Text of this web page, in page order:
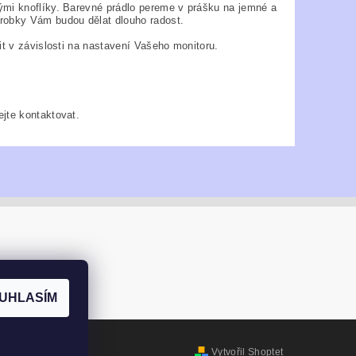
knoflíky. Barevné prádlo pereme v prášku na jemné a
Vám budou dělat dlouho radost.
závislosti na nastavení Vašeho monitoru.
kontaktovat.
Vytvořil Shoptet